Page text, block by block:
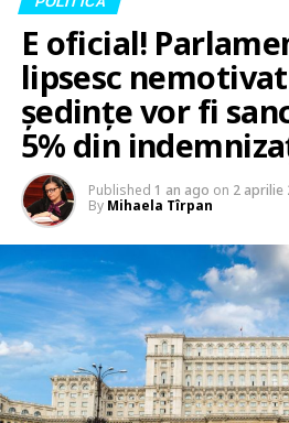
E oficial!
lipsesc
ședințe vor fi
5% din
Published 1 an ago on 2 aprilie
By Mihaela Tîrpan